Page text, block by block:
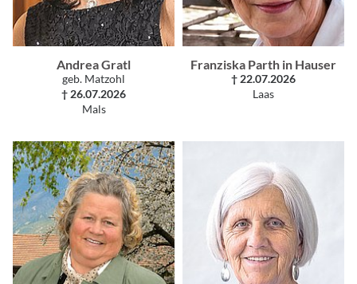
Andrea Gratl
geb. Matzohl
† 26.07.2026
Mals
Franziska Parth in Hauser
† 22.07.2026
Laas